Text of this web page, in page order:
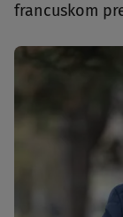
francuskom